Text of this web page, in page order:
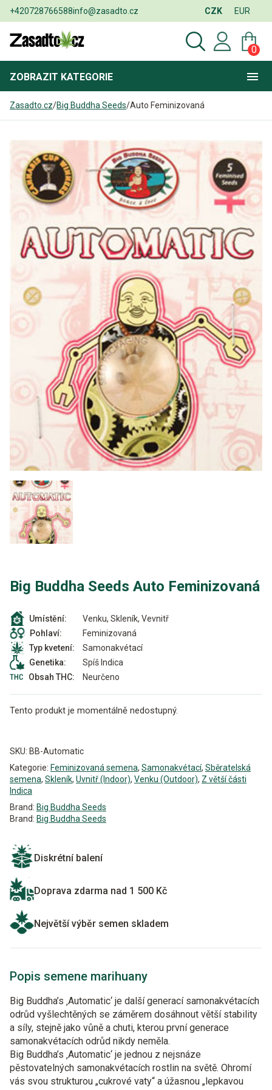
+420728766588info@zasadto.cz CZK EUR
0
ZOBRAZIT KATEGORIE
Zasadto.cz/Big Buddha Seeds/Auto Feminizovaná
Big Buddha Seeds Auto Feminizovaná
Umístění:
Venku, Skleník, Vevnitř
Pohlaví:
Feminizovaná
Typ kvetení:
Samonakvétací
Genetika:
Spíš Indica
Obsah THC:
Neurčeno
Tento produkt je momentálně nedostupný.
SKU: BB-Automatic
Kategorie: Feminizovaná semena, Samonakvétací, Sběratelská
semena, Skleník, Uvnitř (Indoor), Venku (Outdoor), Z větší části
Indica
Brand: Big Buddha Seeds
Brand: Big Buddha Seeds
Diskrétní balení
Doprava zdarma nad 1 500 Kč
Největší výběr semen skladem
Popis semene marihuany
Big Buddha’s ‚Automatic‘ je další generací samonakvétacích
odrůd vyšlechtěných se záměrem dosáhnout větší stability
a síly, stejně jako vůně a chuti, kterou první generace
samonakvétacích odrůd nikdy neměla.
Big Buddha’s ‚Automatic‘ je jednou z nejsnáze
pěstovatelných samonakvétacích rostlin na světě. Ohromí
vás svou strukturou „cukrové vaty“ a úžasnou „lepkavou